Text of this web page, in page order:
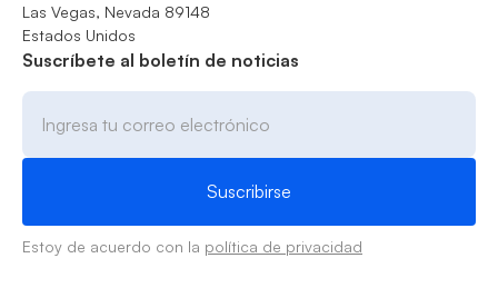
Las Vegas, Nevada 89148
Estados Unidos
Suscríbete al boletín de noticias
Estoy de acuerdo con la política de privacidad